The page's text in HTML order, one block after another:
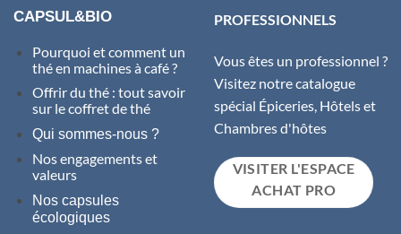
CAPSUL&BIO
Pourquoi et comment un
thé en machines à café ?
Offrir du thé : tout savoir
sur le coffret de thé
Qui sommes-nous ?
Nos engagements et
valeurs
Nos capsules
écologiques
PROFESSIONNELS
Vous êtes un professionnel ?
Visitez notre catalogue
spécial Épiceries, Hôtels et
Chambres d'hôtes
VISITER L'ESPACE
ACHAT PRO